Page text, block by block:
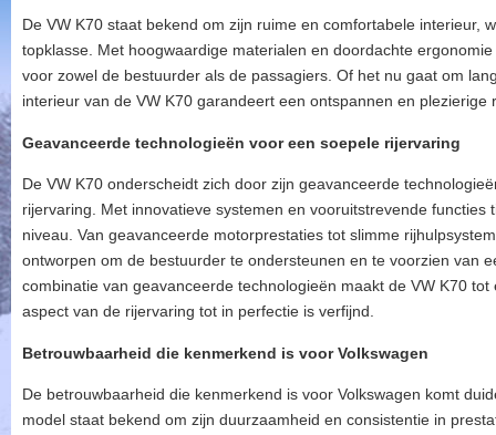
De VW K70 staat bekend om zijn ruime en comfortabele interieur,
topklasse. Met hoogwaardige materialen en doordachte
voor zowel de bestuurder als de passagiers. Of het nu gaat om
interieur van de VW K70 garandeert een ontspannen en plezierige
Geavanceerde technologieën voor een soepele rijervaring
De VW K70 onderscheidt zich door zijn geavanceerde
rijervaring. Met innovatieve systemen en vooruitstrevende
niveau. Van geavanceerde motorprestaties tot slimme
ontworpen om de bestuurder te ondersteunen en te voorzien van
combinatie van geavanceerde technologieën maakt de VW K70
aspect van de rijervaring tot in perfectie is verfijnd.
Betrouwbaarheid die kenmerkend is voor Volkswagen
De betrouwbaarheid die kenmerkend is voor Volkswagen komt
model staat bekend om zijn duurzaamheid en consistentie in